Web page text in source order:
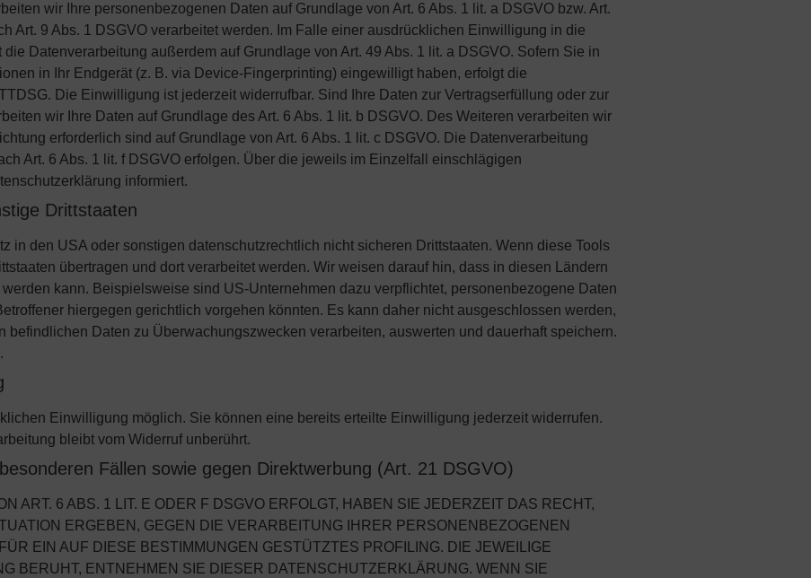
wir Ihre personenbezogenen Daten auf Grundlage von Art. 6 Abs. 1 lit. a DSGVO bzw. Art.
Art. 9 Abs. 1 DSGVO verarbeitet werden. Im Falle einer ausdrücklichen Einwilligung in die
Datenverarbeitung außerdem auf Grundlage von Art. 49 Abs. 1 lit. a DSGVO. Sofern Sie in
in Ihr Endgerät (z. B. via Device-Fingerprinting) eingewilligt haben, erfolgt die
Die Einwilligung ist jederzeit widerrufbar. Sind Ihre Daten zur Vertragserfüllung oder zur
wir Ihre Daten auf Grundlage des Art. 6 Abs. 1 lit. b DSGVO. Des Weiteren verarbeiten wir
erforderlich sind auf Grundlage von Art. 6 Abs. 1 lit. c DSGVO. Die Datenverarbeitung
Art. 6 Abs. 1 lit. f DSGVO erfolgen. Über die jeweils im Einzelfall einschlägigen
informiert.
Drittstaaten
in den USA oder sonstigen datenschutzrechtlich nicht sicheren Drittstaaten. Wenn diese Tools
übertragen und dort verarbeitet werden. Wir weisen darauf hin, dass in diesen Ländern
kann. Beispielsweise sind US-Unternehmen dazu verpflichtet, personenbezogene Daten
hiergegen gerichtlich vorgehen könnten. Es kann daher nicht ausgeschlossen werden,
Daten zu Überwachungszwecken verarbeiten, auswerten und dauerhaft speichern.
Einwilligung möglich. Sie können eine bereits erteilte Einwilligung jederzeit widerrufen.
bleibt vom Widerruf unberührt.
Fällen sowie gegen Direktwerbung (Art. 21 DSGVO)
ART. 6 ABS. 1 LIT. E ODER F DSGVO ERFOLGT, HABEN SIE JEDERZEIT DAS RECHT,
ERGEBEN, GEGEN DIE VERARBEITUNG IHRER PERSONENBEZOGENEN
EIN AUF DIESE BESTIMMUNGEN GESTÜTZTES PROFILING. DIE JEWEILIGE
BERUHT, ENTNEHMEN SIE DIESER DATENSCHUTZERKLÄRUNG. WENN SIE